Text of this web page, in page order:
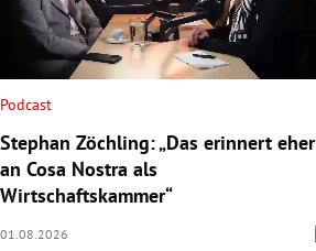
Podcast
Stephan Zöchling: „Das erinnert eher
an Cosa Nostra als
Wirtschaftskammer“
01.08.2026